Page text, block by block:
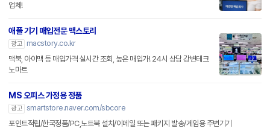
업체!
애플 기기 매입전문 맥스토리
광고
macstory.co.kr
맥북, 아이맥 등 매입가격 실시간 조회, 높은 매입가! 24시 상담 강변테크
노마트
MS 오피스 가정용 정품
광고 smartstore.naver.com/sbcore
포인트적립/한국정품/PC,노트북 설치/이메일 또는 패키지 발송/게임용 주변기기